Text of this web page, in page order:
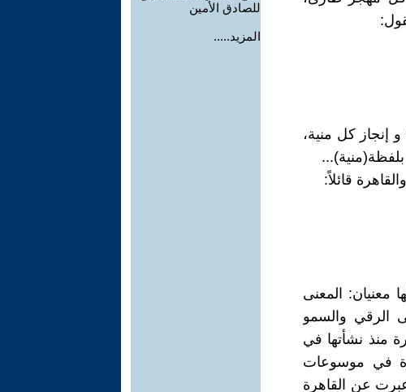
إنجاز كل منية،
بلفظة(منية)...
معنيان: المعنى
الرقي والسمو
منذ نشأتها في
في موسوعات
عبرت عن القاهرة
للصادق الأمين
المزيد.....